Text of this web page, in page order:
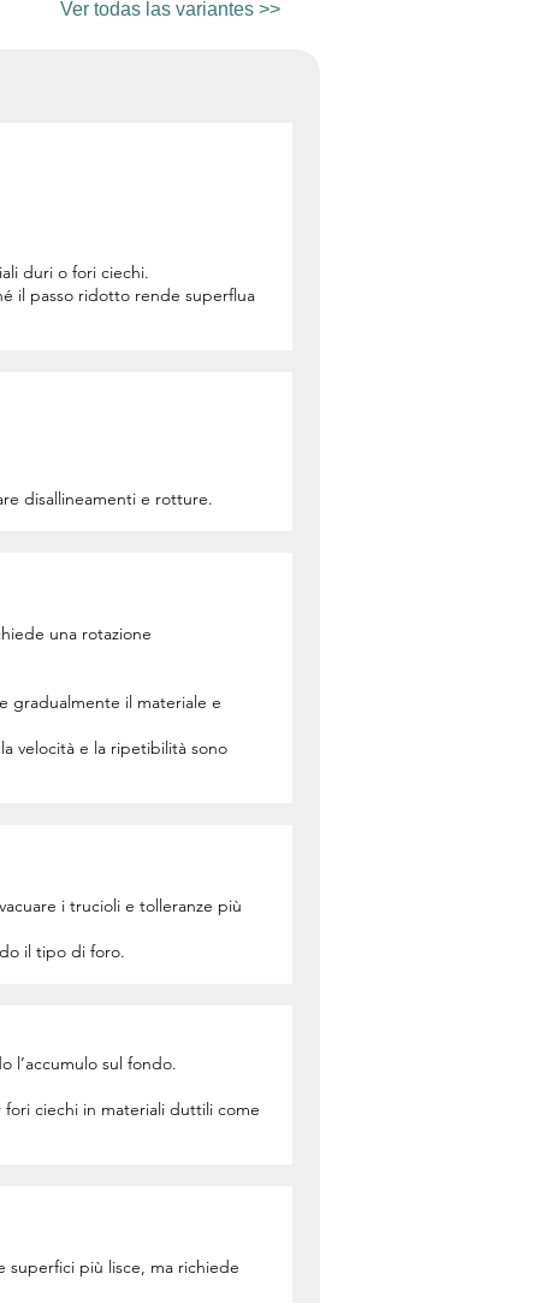
Ver todas las variantes >>
duri o fori ciechi.
il passo ridotto rende superflua
disallineamenti e rotture.
una rotazione
gradualmente il materiale e
velocità e la ripetibilità sono
i trucioli e tolleranze più
il tipo di foro.
l’accumulo sul fondo.
ciechi in materiali duttili come
superfici più lisce, ma richiede